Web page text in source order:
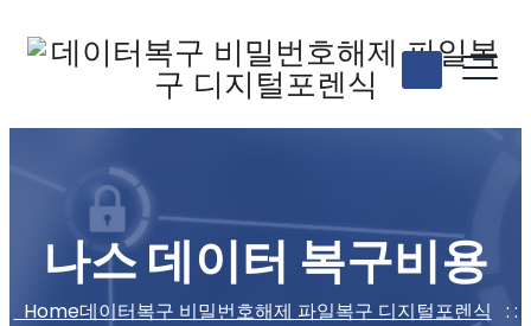
나스 데이터 복구비용
Home데이터복구 비밀번호해제 파일복구 디지털포렌식 : :